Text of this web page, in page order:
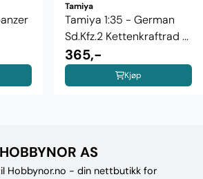
Tamiya
Tamiya 1:35 - German
Sd.Kfz.2 Kettenkraftrad ...
365,-
Kjøp
HOBBYNOR AS
Hobbynor.no - din nettbutikk for